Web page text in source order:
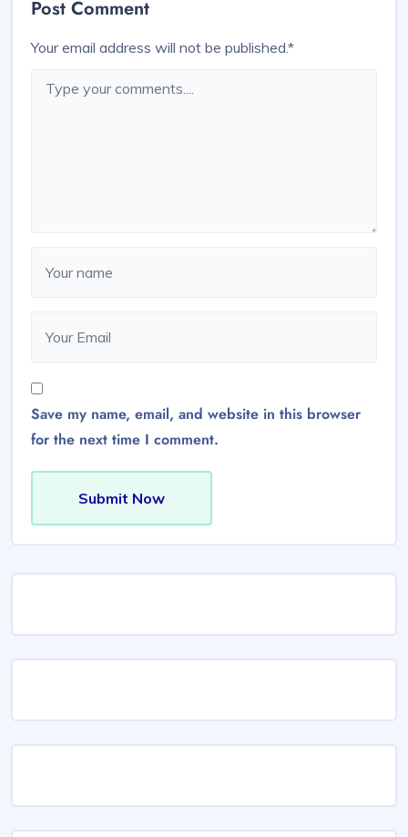
Post Comment
Your email address will not be published.*
Save my name, email, and website in this browser
for the next time I comment.
Submit Now